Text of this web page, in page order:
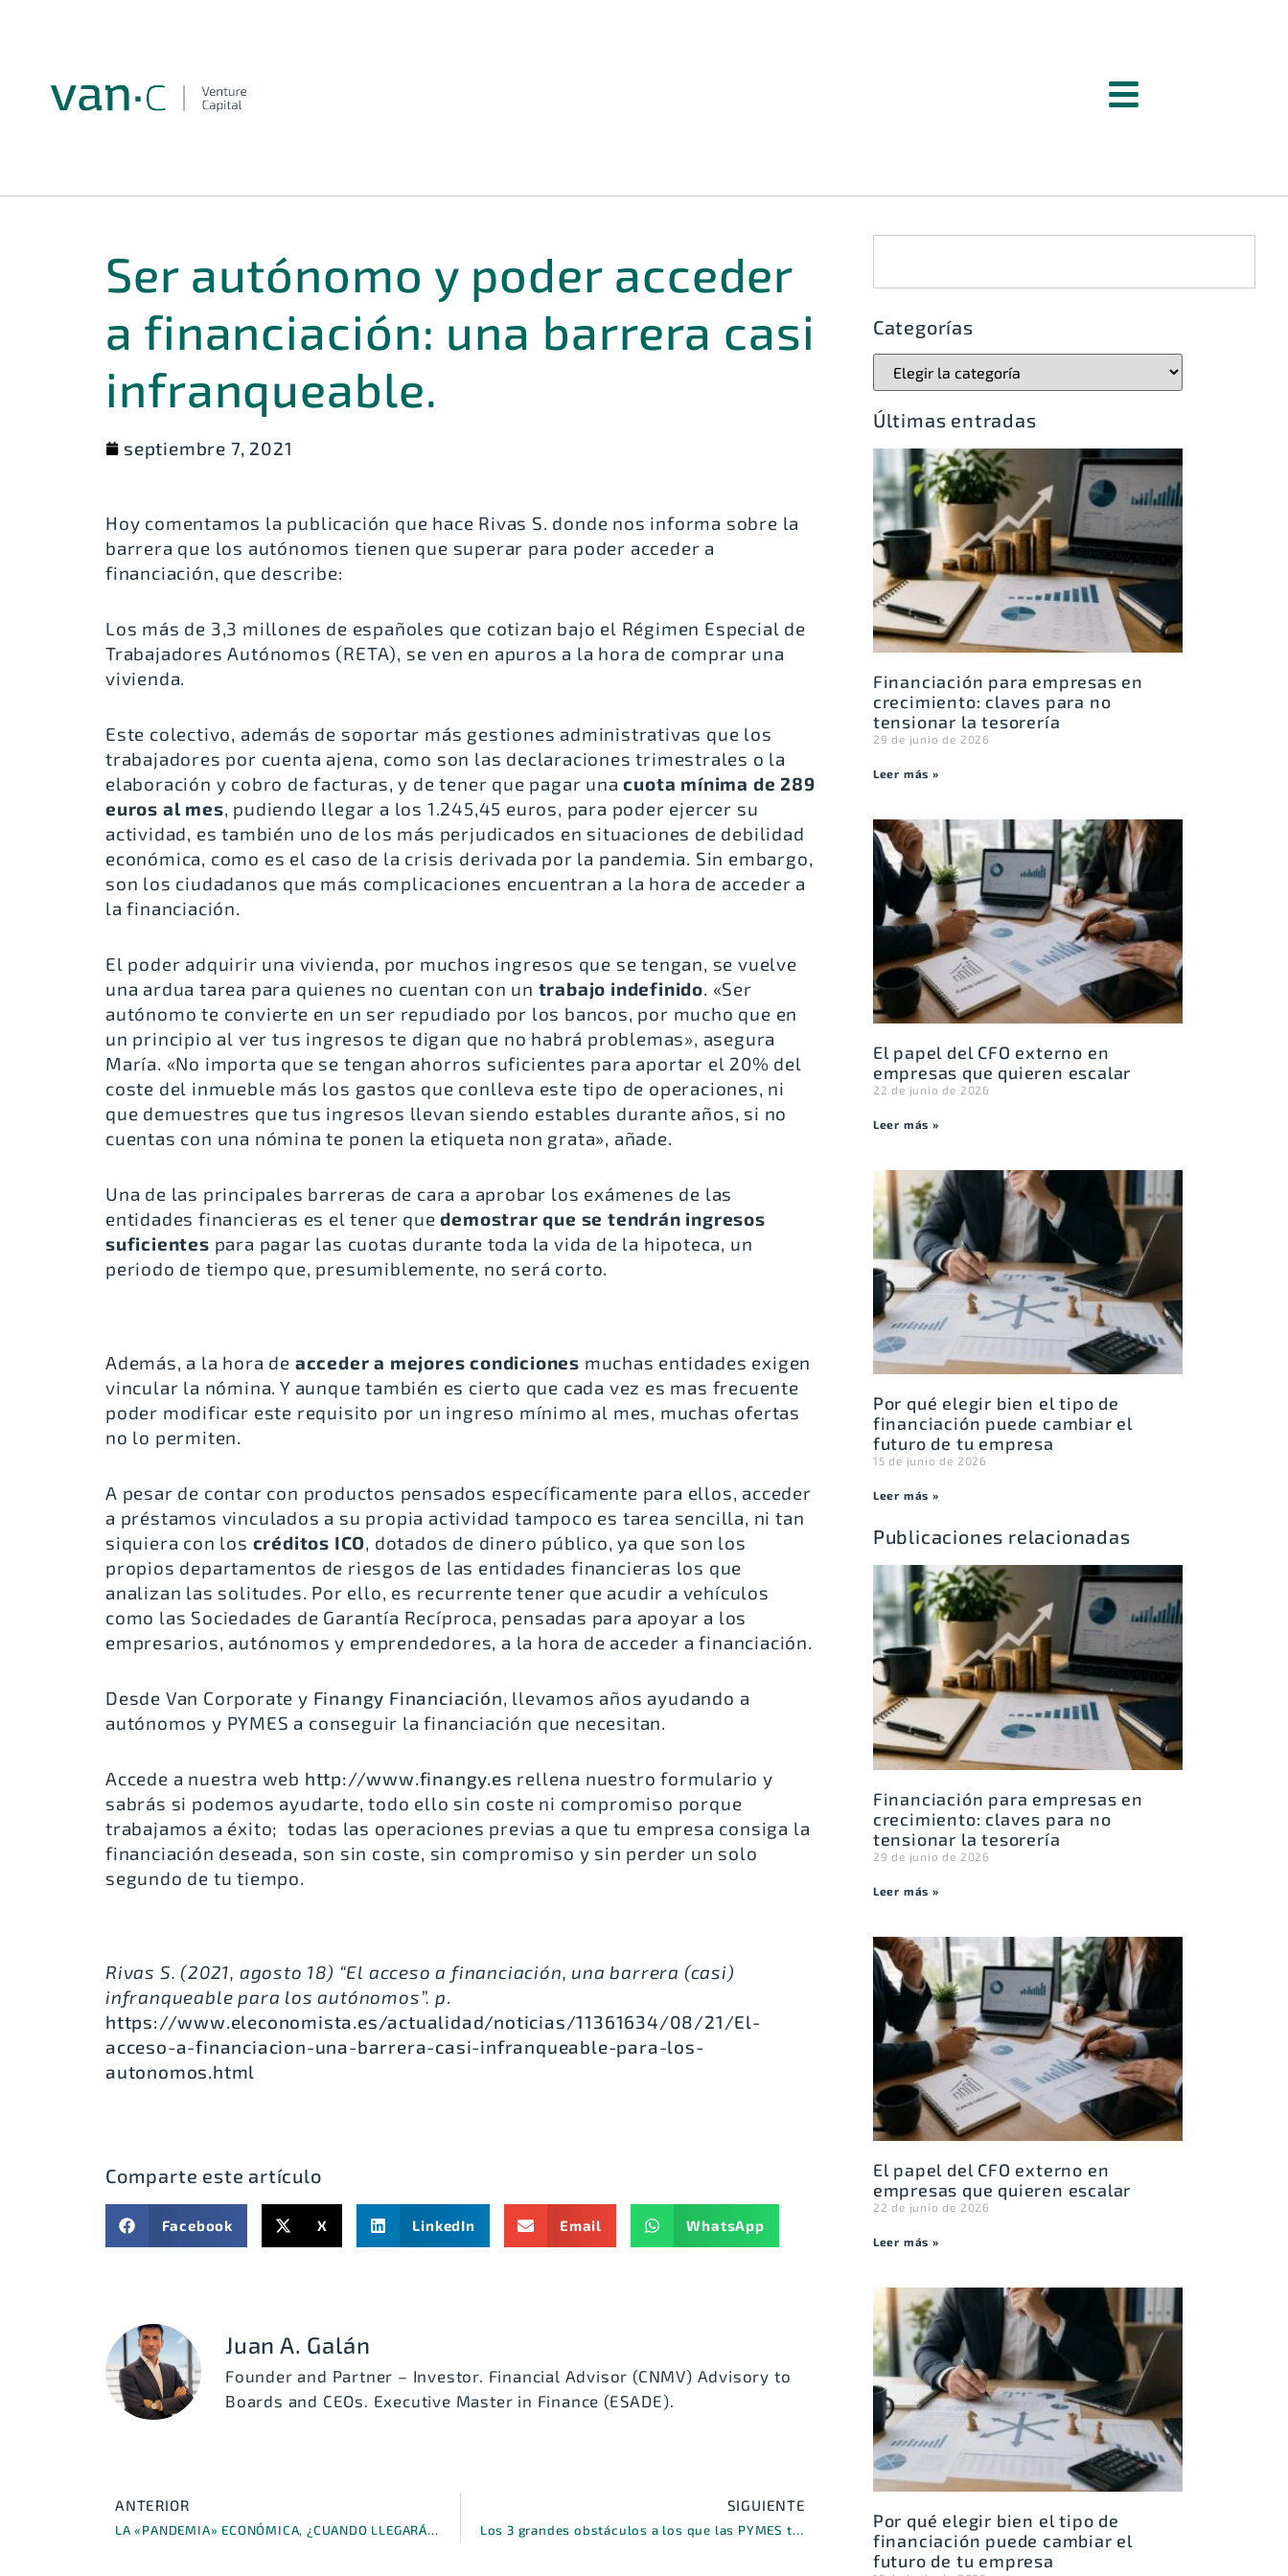
Ser autónomo y poder acceder
a financiación: una barrera casi
infranqueable.
septiembre 7, 2021
Hoy comentamos la publicación que hace Rivas S. donde nos informa sobre la
barrera que los autónomos tienen que superar para poder acceder a
financiación, que describe:
Los más de 3,3 millones de españoles que cotizan bajo el Régimen Especial de
Trabajadores Autónomos (RETA), se ven en apuros a la hora de comprar una
vivienda.
Este colectivo, además de soportar más gestiones administrativas que los
trabajadores por cuenta ajena, como son las declaraciones trimestrales o la
elaboración y cobro de facturas, y de tener que pagar unacuota mínima de 289
euros al mes, pudiendo llegar a los 1.245,45 euros, para poder ejercer su
actividad, es también uno de los más perjudicados en situaciones de debilidad
económica, como es el caso de la crisis derivada por la pandemia. Sin embargo,
son los ciudadanos que más complicaciones encuentran a la hora de acceder a
la financiación.
El poder adquirir una vivienda, por muchos ingresos que se tengan, se vuelve
una ardua tarea para quienes no cuentan con un trabajo indefinido. «Ser
autónomo te convierte en un ser repudiado por los bancos, por mucho que en
un principio al ver tus ingresos te digan que no habrá problemas», asegura
María. «No importa que se tengan ahorros suficientes para aportar el 20% del
coste del inmueble más los gastos que conlleva este tipo de operaciones, ni
que demuestres que tus ingresos llevan siendo estables durante años, si no
cuentas con una nómina te ponen la etiqueta non grata», añade.
Una de las principales barreras de cara a aprobar los exámenes de las
entidades financieras es el tener quedemostrar que se tendrán ingresos
suficientes para pagar las cuotas durante toda la vida de la hipoteca, un
periodo de tiempo que, presumiblemente, no será corto.
Además, a la hora de acceder a mejores condiciones muchas entidades exigen
vincular la nómina. Y aunque también es cierto que cada vez es mas frecuente
poder modificar este requisito por un ingreso mínimo al mes, muchas ofertas
no lo permiten.
A pesar de contar con productos pensados específicamente para ellos, acceder
a préstamos vinculados a su propia actividad tampoco es tarea sencilla, ni tan
siquiera con los créditos ICO, dotados de dinero público, ya que son los
propios departamentos de riesgos de las entidades financieras los que
analizan las solitudes. Por ello, es recurrente tener que acudir a vehículos
como las Sociedades de Garantía Recíproca, pensadas para apoyar a los
empresarios, autónomos y emprendedores, a la hora de acceder a financiación.
Desde Van Corporate y Finangy Financiación, llevamos años ayudando a
autónomos y PYMES a conseguir la financiación que necesitan.
Accede a nuestra web http://www.finangy.es rellena nuestro formulario y
sabrás si podemos ayudarte, todo ello sin coste ni compromiso porque
trabajamos a éxito; todas las operaciones previas a que tu empresa consiga la
financiación deseada, son sin coste, sin compromiso y sin perder un solo
segundo de tu tiempo.
Rivas S. (2021, agosto 18) “El acceso a financiación, una barrera (casi)
infranqueable para los autónomos”. p.
https://www.eleconomista.es/actualidad/noticias/11361634/08/21/El-
acceso-a-financiacion-una-barrera-casi-infranqueable-para-los-
autonomos.html
Comparte este artículo
Facebook X LinkedIn Email WhatsApp
Juan A. Galán
Founder and Partner – Investor. Financial Advisor (CNMV) Advisory to
Boards and CEOs. Executive Master in Finance (ESADE).
ANTERIOR
LA «PANDEMIA» ECONÓMICA, ¿CUANDO LLEGARÁ SU FIN?
SIGUIENTE
Los 3 grandes obstáculos a los que las PYMES tendrán que enfrentarse
Categorías
Últimas entradas
Financiación para empresas en
crecimiento: claves para no
tensionar la tesorería
29 de junio de 2026
Leer más »
El papel del CFO externo en
empresas que quieren escalar
22 de junio de 2026
Leer más »
Por qué elegir bien el tipo de
financiación puede cambiar el
futuro de tu empresa
15 de junio de 2026
Leer más »
Publicaciones relacionadas
Financiación para empresas en
crecimiento: claves para no
tensionar la tesorería
29 de junio de 2026
Leer más »
El papel del CFO externo en
empresas que quieren escalar
22 de junio de 2026
Leer más »
Por qué elegir bien el tipo de
financiación puede cambiar el
futuro de tu empresa